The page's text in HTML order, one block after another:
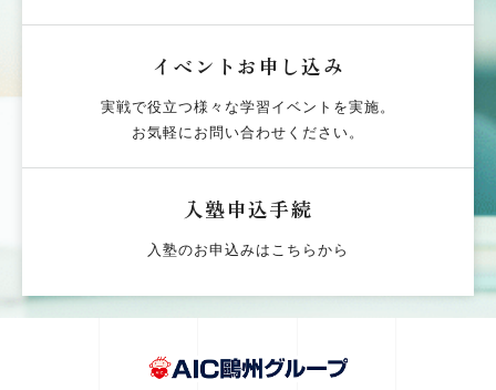
イベントお申し込み
実戦で役立つ様々な学習イベントを実施。
お気軽にお問い合わせください。
入塾申込手続
入塾のお申込みはこちらから